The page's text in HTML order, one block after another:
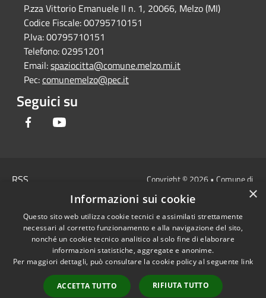
P.zza Vittorio Emanuele II n. 1, 20066, Melzo (MI)
Codice Fiscale:00795710151
P.Iva:00795710151
Telefono:02951201
Email:spaziocitta@comune.melzo.mi.it
Pec:comunemelzo@pec.it
Seguici su
Facebook
RSS
Cookie
Mappa del sito
Area Interna
Dichiarazione di
accessibilità e/o
Copyright © 2026 • Comune di
Melzo - Città Metropolitana di
Milano • Powered by
Municipium•Accesso
redazione
×
Informazioni sui cookie
Questo sito web utilizza cookie tecnici e assimilati strettamente
necessari al corretto funzionamento e alla navigazione del sito,
nonché un cookie tecnico analitico al solo fine di elaborare
informazioni statistiche, aggregate e anonime.
Per maggiori dettagli, può consultare la cookie policy al seguente link
ACCETTA TUTTO RIFIUTA TUTTO